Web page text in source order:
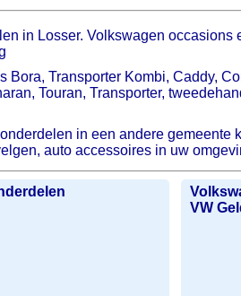
in Losser. Volkswagen occasions
Transporter Kombi, Caddy,
Touran, Transporter,
in een andere gemeente
auto accessoires in uw
VW